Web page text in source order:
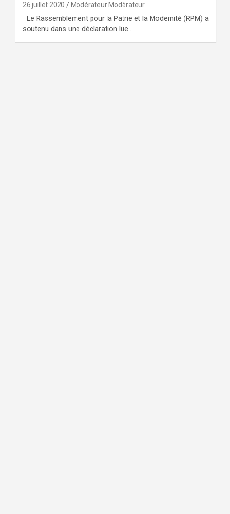
26 juillet 2020 Modérateur Modérateur
Le Rassemblement pour la Patrie et la Modernité (RPM) a
soutenu dans une déclaration lue…